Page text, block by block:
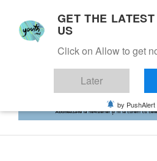
GET THE
US
Click on Allow to get
Later
by PushAlert